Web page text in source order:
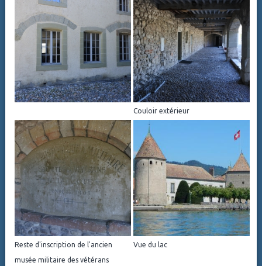
Couloir extérieur
Reste d'inscription de l'ancien
musée militaire des vétérans
Vue du lac